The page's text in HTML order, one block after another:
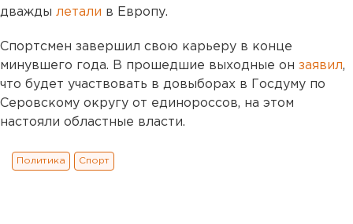
дважды летали в Европу.
Спортсмен завершил свою карьеру в конце
минувшего года. В прошедшие выходные он заявил,
что будет участвовать в довыборах в Госдуму по
Серовскому округу от единороссов, на этом
настояли областные власти.
Политика Спорт